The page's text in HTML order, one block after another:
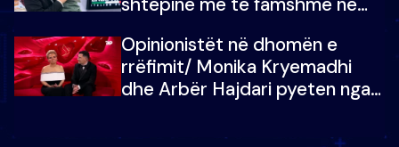
vajzën e tij
Opinionistët në dhomën e
rrëfimit/ Monika Kryemadhi
dhe Arbër Hajdari pyeten nga
zëvendësonit njëri-tjetrin?